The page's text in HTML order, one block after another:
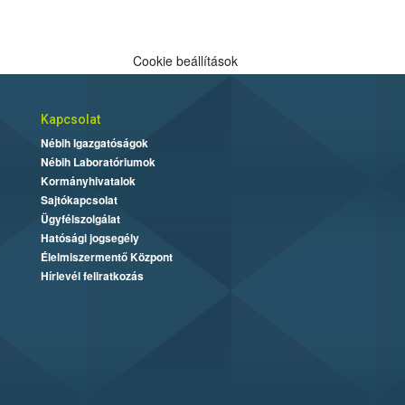
Cookie beállítások
Kapcsolat
Nébih Igazgatóságok
Nébih Laboratóriumok
Kormányhivatalok
Sajtókapcsolat
Ügyfélszolgálat
Hatósági jogsegély
Élelmiszermentő Központ
Hírlevél feliratkozás